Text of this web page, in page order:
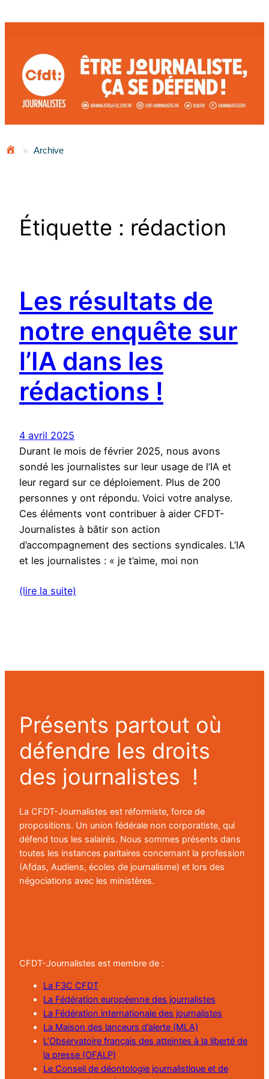
» Archive
Étiquette : rédaction
Les résultats de
notre enquête sur
l’IA dans les
rédactions !
4 avril 2025
Durant le mois de février 2025, nous avons
sondé les journalistes sur leur usage de l’IA et
leur regard sur ce déploiement. Plus de 200
personnes y ont répondu. Voici votre analyse.
Ces éléments vont contribuer à aider CFDT-
Journalistes à bâtir son action
d’accompagnement des sections syndicales. L’IA
et les journalistes : « je t’aime, moi non
(lire la suite)
Présents partout où
défendre les droits
des journalistes !
La CFDT-Journalistes est réformiste, force de
propositions. Un union fédérale non corporatiste, qui
défend tous les salairés. Nous sommes présents dans
toutes les instances paritaires concernant la profession
(Afdas, Audiens, écoles de journalisme) et lors des
négociations avec les ministères.
CFDT-Journalistes est membre de :
La F3C CFDT
La Fédération européenne des journalistes
La Fédération internationale des journalistes
La Maison des lanceurs d’alerte (MLA)
L’Observatoire français des atteintes à la liberté de
la presse (OFALP)
Le Conseil de déontologie journalistique et de